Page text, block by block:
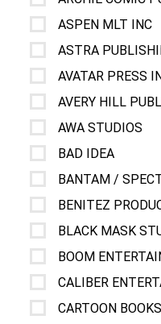
ASPEN MLT INC
ASTRA
AVATAR PRESS
AVERY HILL
AWA STUDIOS
BAD IDEA
BANTAM /
BENITEZ
BLACK MASK
BOOM
CALIBER
CARTOON BOOKS